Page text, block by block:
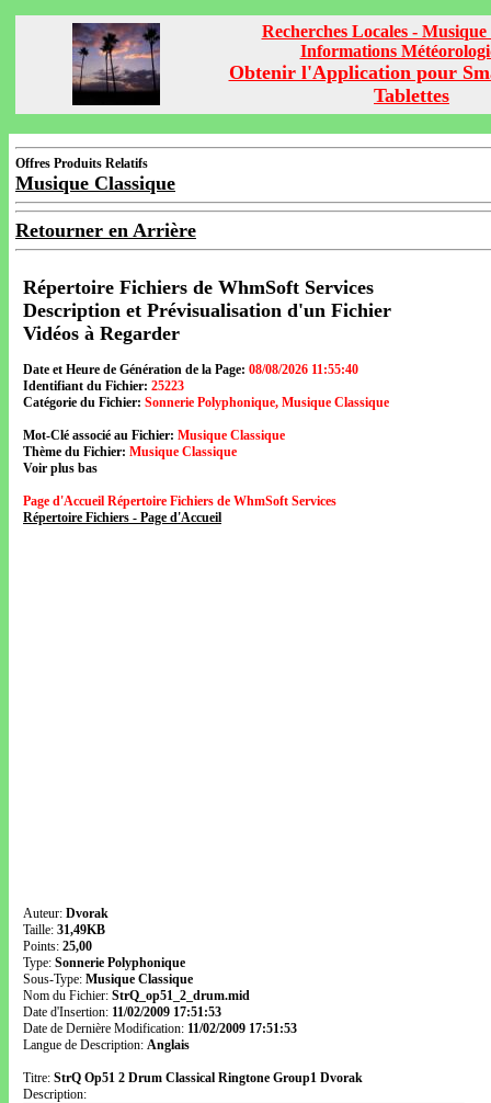
Recherches Locales - Musique
Informations
Obtenir l'Application pour
Tablettes
Offres Produits Relatifs
Musique Classique
Retourner en Arrière
Répertoire Fichiers de WhmSoft Services
Description et Prévisualisation d'un Fichier
Vidéos à Regarder
Date et Heure de Génération de la Page: 08/08/2026 11:55:40
Identifiant du Fichier: 25223
Catégorie du Fichier: Sonnerie Polyphonique, Musique Classique
Mot-Clé associé au Fichier: Musique Classique
Thème du Fichier: Musique Classique
Voir plus bas
Page d'Accueil Répertoire Fichiers de WhmSoft Services
Répertoire Fichiers - Page d'Accueil
Auteur: Dvorak
Taille: 31,49KB
Points: 25,00
Type: Sonnerie Polyphonique
Sous-Type: Musique Classique
Nom du Fichier: StrQ_op51_2_drum.mid
Date d'Insertion: 11/02/2009 17:51:53
Date de Dernière Modification: 11/02/2009 17:51:53
Langue de Description: Anglais
Titre: StrQ Op51 2 Drum Classical Ringtone Group1 Dvorak
Description: